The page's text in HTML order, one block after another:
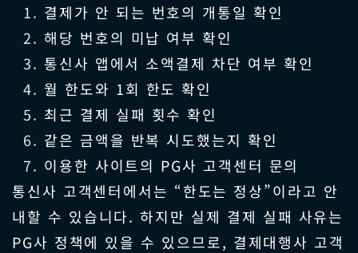
결제가 안 되는 번호의 개통일 확인
해당 번호의 미납 여부 확인
통신사 앱에서 소액결제 차단 여부 확인
월 한도와 1회 한도 확인
최근 결제 실패 횟수 확인
같은 금액을 반복 시도했는지 확인
이용한 사이트의 PG사 고객센터 문의
통신사 고객센터에서는 “한도는 정상”이라고 안
내할 수 있습니다. 하지만 실제 결제 실패 사유는
PG사 정책에 있을 수 있으므로, 결제대행사 고객